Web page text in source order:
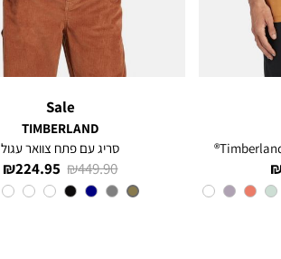
Sale
TIMBERLAND
סריג עם פתח צוואר עגול
מחיר
מוצר
224.95 ₪
מחיר
רגיל
449.90 ₪
צבע
OLIVE